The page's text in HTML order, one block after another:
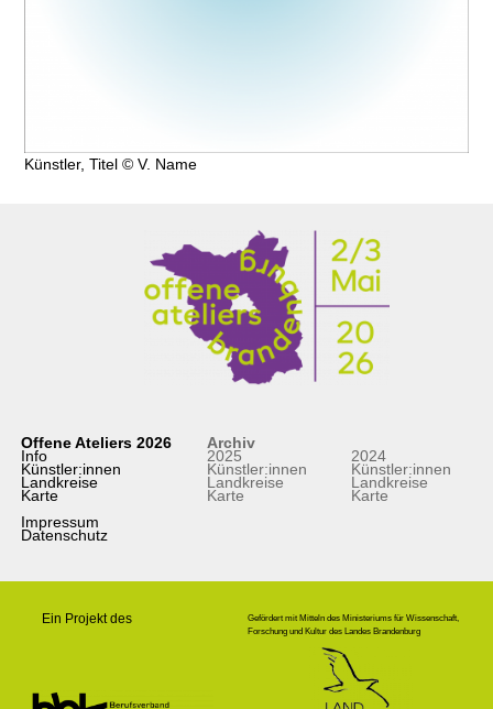
Künstler, Titel © V. Name
Offene Ateliers 2026
Info
Künstler:innen
Landkreise
Karte
Impressum
Datenschutz
Archiv
2025
Künstler:innen
Landkreise
Karte
2024
Künstler:innen
Landkreise
Karte
Ein Projekt des
Gefördert mit Mitteln des Ministeriums für Wissenschaft,
Forschung und Kultur des Landes Brandenburg